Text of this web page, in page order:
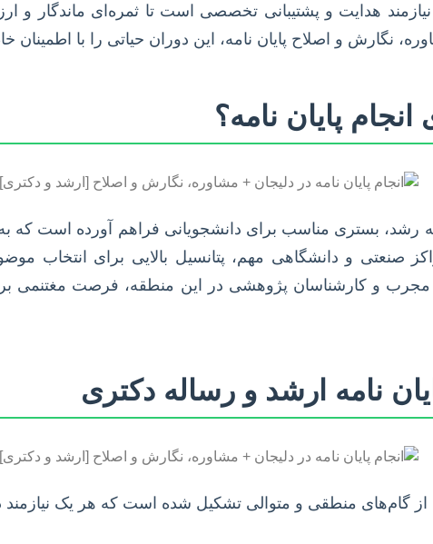
هدایت و پشتیبانی تخصصی است تا ثمره‌ای ماندگار و
نگارش و اصلاح پایان نامه، این دوران حیاتی را با اطمینان
پایان نامه؟
رشد، بستری مناسب برای دانشجویانی فراهم آورده است
صنعتی و دانشگاهی مهم، پتانسیل بالایی برای انتخاب
و کارشناسان پژوهشی در این منطقه، فرصت مغتنمی
نامه ارشد و رساله دکتری
از گام‌های منطقی و متوالی تشکیل شده است که هر یک